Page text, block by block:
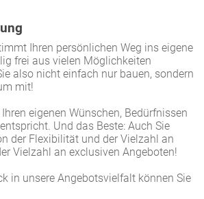
Ihren persönlichen Weg ins eigene
frei aus vielen Möglichkeiten
also nicht einfach nur bauen, sondern
mit!
eigenen Wünschen, Bedürfnissen
Und das Beste: Auch Sie
der Flexibilität und der Vielzahl an
Vielzahl an exclusiven Angeboten!
in unsere Angebotsvielfalt können Sie